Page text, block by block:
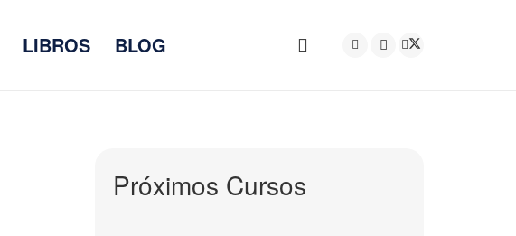
LIBROS BLOG
Próximos Cursos